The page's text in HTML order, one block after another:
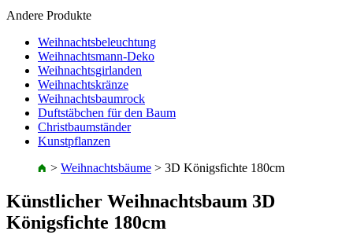
Andere Produkte
Weihnachtsbeleuchtung
Weihnachtsmann-Deko
Weihnachtsgirlanden
Weihnachtskränze
Weihnachtsbaumrock
Duftstäbchen für den Baum
Christbaumständer
Kunstpflanzen
> Weihnachtsbäume > 3D Königsfichte 180cm
Künstlicher Weihnachtsbaum 3D
Königsfichte 180cm